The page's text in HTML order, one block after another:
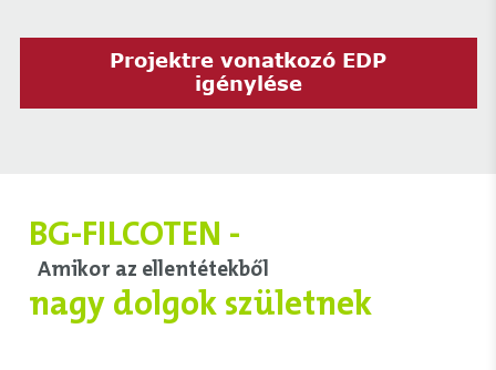
Projektre vonatkozó EDP
igénylése
BG-FILCOTEN -
Amikor az ellentétekből
nagy dolgok születnek